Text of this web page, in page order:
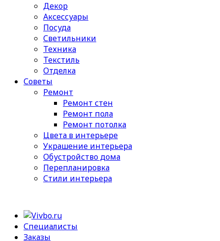
Декор
Аксессуары
Посуда
Светильники
Техника
Текстиль
Отделка
Советы
Ремонт
Ремонт стен
Ремонт пола
Ремонт потолка
Цвета в интерьере
Украшение интерьера
Обустройство дома
Перепланировка
Стили интерьера
Специалисты
Заказы